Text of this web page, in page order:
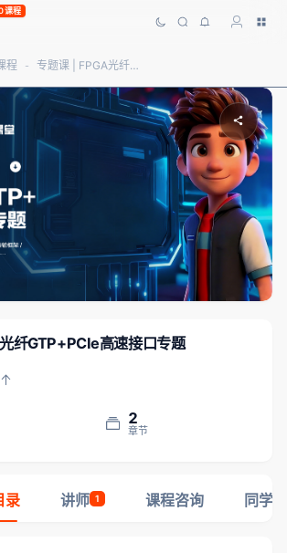
课程
程 - 专题课 | FPGA光纤GTP+PCIe高速接口专题
纤GTP+PCIe高速接口专题
2
章节
录 讲师 1 课程咨询 同学